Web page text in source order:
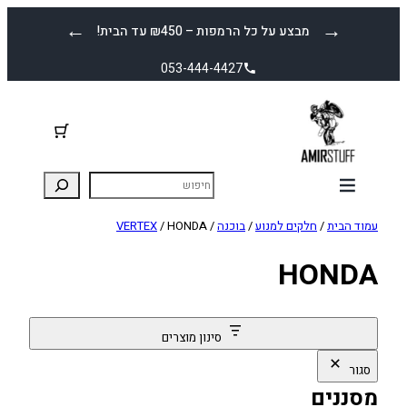
← מבצע על כל הרמפות – ₪450 עד הבית! →
053-444-4427
עמוד הבית/ חלקים למנוע/בוכנה/
VERTEX/ HONDA
HONDA
סינון מוצרים
סגור
מסננים